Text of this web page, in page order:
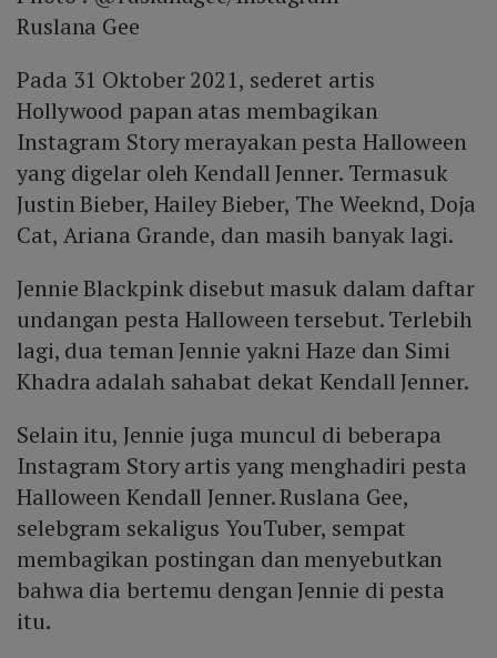
Ruslana Gee
Pada 31 Oktober 2021, sederet artis
Hollywood papan atas membagikan
Instagram Story merayakan pesta Halloween
yang digelar oleh Kendall Jenner. Termasuk
Justin Bieber, Hailey Bieber, The Weeknd, Doja
Cat, Ariana Grande, dan masih banyak lagi.
Jennie Blackpink disebut masuk dalam daftar
undangan pesta Halloween tersebut. Terlebih
lagi, dua teman Jennie yakni Haze dan Simi
Khadra adalah sahabat dekat Kendall Jenner.
Selain itu, Jennie juga muncul di beberapa
Instagram Story artis yang menghadiri pesta
Halloween Kendall Jenner. Ruslana Gee,
selebgram sekaligus YouTuber, sempat
membagikan postingan dan menyebutkan
bahwa dia bertemu dengan Jennie di pesta
itu.